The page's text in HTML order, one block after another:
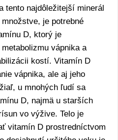
tento najdôležitejší minerál
je potrebné
D, ktorý je
vápnika a
kostí. Vitamín D
vápnika, ale aj jeho
u mnohých ľudí sa
D, najmä u starších
vo výžive. Telo je
vitamín D prostredníctvom